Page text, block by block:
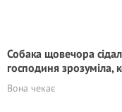
Собака щовечора
господиня зрозуміла,
Вона чекає